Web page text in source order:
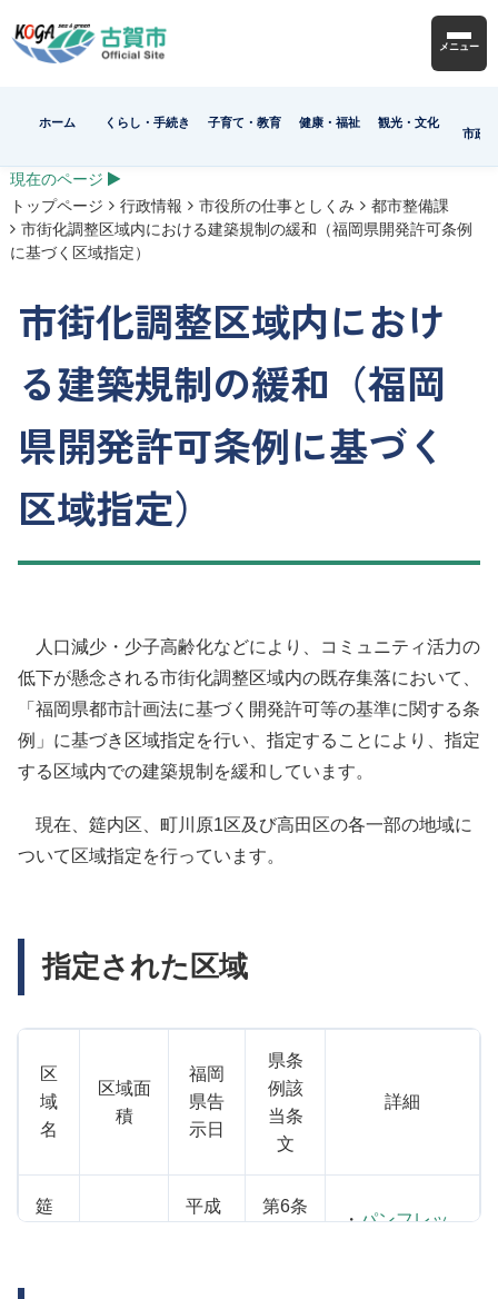
メニュー
ホーム くらし・手続き 子育て・教育 健康・福祉
観光・文化
市政
現在のページ
トップページ
行政情報 市役所の仕事としくみ
都市整備課
市街化調整区域内における建築規制の緩和（福岡県開発許可条例
に基づく区域指定）
市街化調整区域内におけ
る建築規制の緩和（福岡
県開発許可条例に基づく
区域指定）
人口減少・少子高齢化などにより、コミュニティ活力の
低下が懸念される市街化調整区域内の既存集落において、
「福岡県都市計画法に基づく開発許可等の基準に関する条
例」に基づき区域指定を行い、指定することにより、指定
する区域内での建築規制を緩和しています。
現在、筵内区、町川原1区及び高田区の各一部の地域に
ついて区域指定を行っています。
指定された区域
区
域
名
区域面
積
福岡
県告
示日
県条
例該
当条
文
詳細
筵
平成
第6条
・パンフレッ